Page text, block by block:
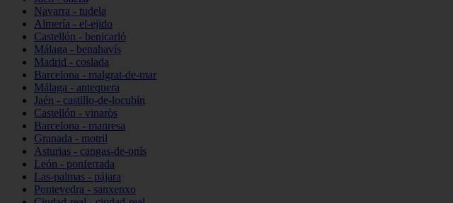
Navarra - tudela
Almería - el-ejido
Castellón - benicarló
Málaga - benahavís
Madrid - coslada
Barcelona - malgrat-de-mar
Málaga - antequera
Jaén - castillo-de-locubín
Castellón - vinaròs
Barcelona - manresa
Granada - motril
Asturias - cangas-de-onís
León - ponferrada
Las-palmas - pájara
Pontevedra - sanxenxo